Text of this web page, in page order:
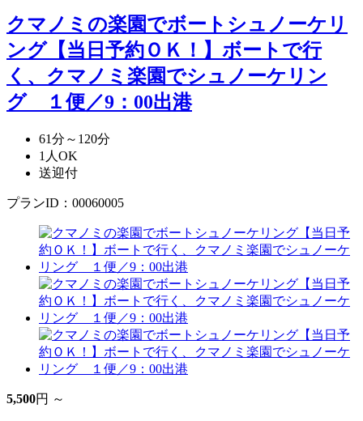
クマノミの楽園でボートシュノーケリ
ング【当日予約ＯＫ！】 ボートで行
く、クマノミ楽園でシュノーケリン
グ １便／9：00出港
61分～120分
1人OK
送迎付
プランID：00060005
5,500円 ～